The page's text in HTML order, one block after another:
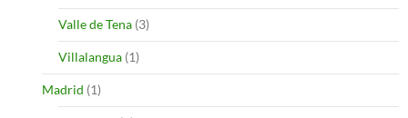
Valle de Tena (3)
Villalangua (1)
Madrid (1)